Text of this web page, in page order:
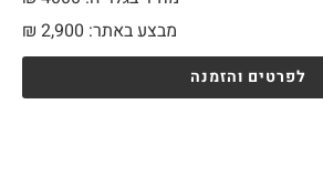
מבצע באתר:
₪ 2,900
לפרטים והזמנה